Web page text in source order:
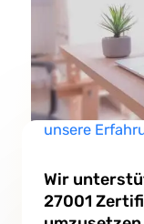
unsere
Wir
27001